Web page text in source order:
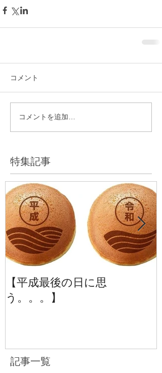
特集記事
記事一覧
コメント
コメントを追加…
【平成最後の日に思
う。。。】